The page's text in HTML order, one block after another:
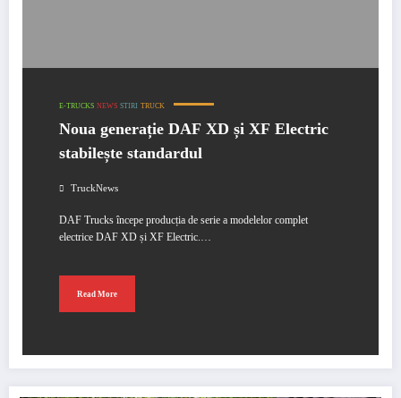
E-TRUCKS NEWS STIRI TRUCK
Noua generație DAF XD și XF Electric
stabilește standardul
TruckNews
DAF Trucks începe producția de serie a modelelor complet
electrice DAF XD și XF Electric.…
Read More